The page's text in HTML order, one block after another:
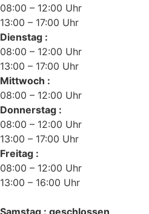
08:00 – 12:00 Uhr
13:00 – 17:00 Uhr
Dienstag :
08:00 – 12:00 Uhr
13:00 – 17:00 Uhr
Mittwoch :
08:00 – 12:00 Uhr
Donnerstag :
08:00 – 12:00 Uhr
13:00 – 17:00 Uhr
Freitag :
08:00 – 12:00 Uhr
13:00 – 16:00 Uhr
Samstag : geschlossen